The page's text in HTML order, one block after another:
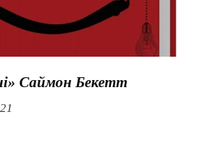
Саймон Бекетт
21